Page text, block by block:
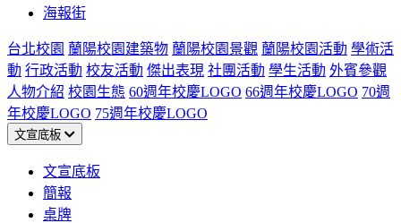
海報街
台北校園 蘭陽校園建築物 蘭陽校園景觀 蘭陽校園活動 學術活
動 行政活動 校友活動 傑出表現 社團活動 學生活動 外賓參觀
人物介紹 校園生態 60週年校慶LOGO 66週年校慶LOGO 70週
年校慶LOGO 75週年校慶LOGO
文宣底板
文宣底板
簡報
桌牌